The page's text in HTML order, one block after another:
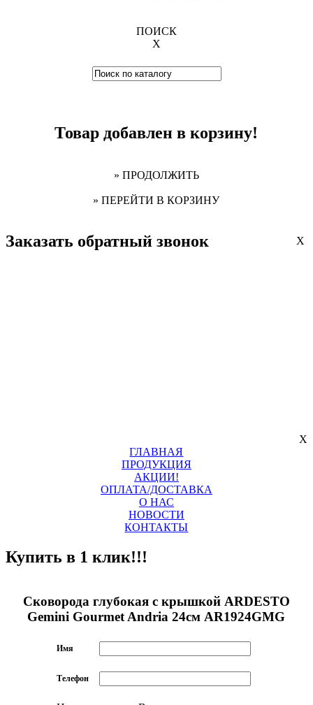
ПОИСК
X
Товар добавлен в корзину!
» ПРОДОЛЖИТЬ
» ПЕРЕЙТИ В КОРЗИНУ
Заказать обратный звонок X
X
ГЛАВНАЯ
ПРОДУКЦИЯ
АКЦИИ!
ОПЛАТА/ДОСТАВКА
О НАС
НОВОСТИ
КОНТАКТЫ
Купить в 1 клик!!!
Сковорода глубокая с крышкой ARDESTO
Gemini Gourmet Andria 24см AR1924GMG
Имя
Телефон